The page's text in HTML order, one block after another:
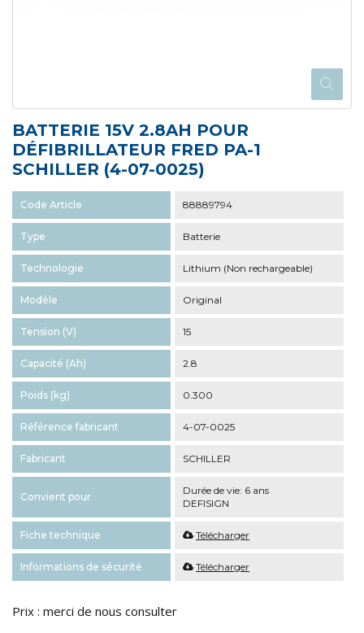
BATTERIE 15V 2.8AH POUR
DÉFIBRILLATEUR FRED PA-1
SCHILLER (4-07-0025)
Code Article 88889794
Type Batterie
Technologie Lithium (Non rechargeable)
Modèle Original
Tension (V) 15
Capacité (Ah) 2.8
Poids (kg) 0.300
Référence fabricant 4-07-0025
Fabricant SCHILLER
Convient pour
Durée de vie: 6 ans
DEFISIGN
Fiche technique Télécharger
Informations de sécurité Télécharger
Prix : merci de nous consulter